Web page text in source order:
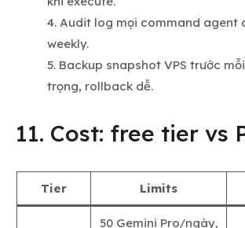
Audit log mọi command agent
weekly.
Backup snapshot VPS trước
trọng, rollback dễ.
11. Cost: free tier vs
Tier Limits
50 Gemini Pro/ngày,